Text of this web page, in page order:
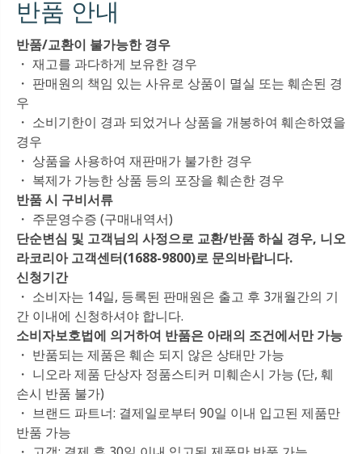
반품 안내
반품/교환이 불가능한 경우
・ 재고를 과다하게 보유한 경우
・ 판매원의 책임 있는 사유로 상품이 멸실 또는 훼손된 경
우
・ 소비기한이 경과 되었거나 상품을 개봉하여 훼손하였을
경우
・ 상품을 사용하여 재판매가 불가한 경우
・ 복제가 가능한 상품 등의 포장을 훼손한 경우
반품 시 구비서류
・ 주문영수증 (구매내역서)
단순변심 및 고객님의 사정으로 교환/반품 하실 경우, 니오
라코리아 고객센터(1688-9800)로 문의바랍니다.
신청기간
・ 소비자는 14일, 등록된 판매원은 출고 후 3개월간의 기
간 이내에 신청하셔야 합니다.
소비자보호법에 의거하여 반품은 아래의 조건에서만 가능
・ 반품되는 제품은 훼손 되지 않은 상태만 가능
・ 니오라 제품 단상자 정품스티커 미훼손시 가능 (단, 훼
손시 반품 불가)
・ 브랜드 파트너: 결제일로부터 90일 이내 입고된 제품만
반품 가능